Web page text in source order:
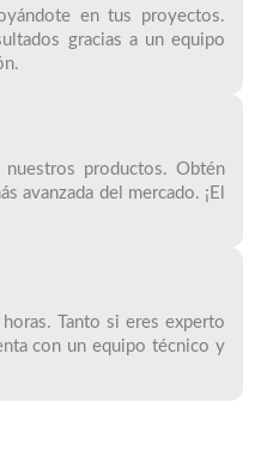
en tus proyectos.
gracias a un equipo
nuestros productos. Obtén
avanzada del mercado. ¡El
Tanto si eres experto
con un equipo técnico y